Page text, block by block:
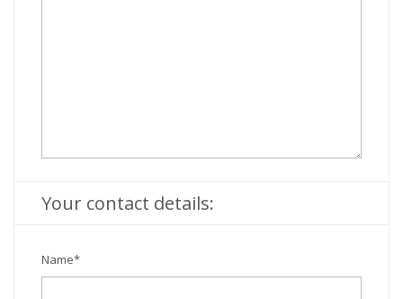
Your contact details:
Name*